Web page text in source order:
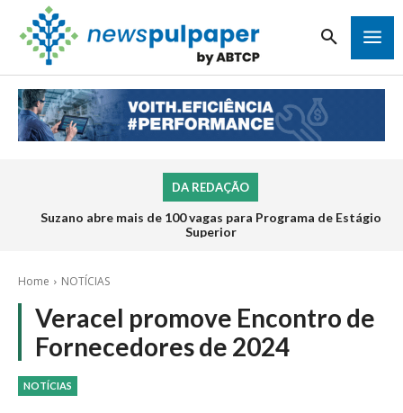
DA REDAÇÃO
Suzano abre mais de 100 vagas para Programa de Estágio
Superior
Home NOTÍCIAS
Veracel promove Encontro de
Fornecedores de 2024
NOTÍCIAS